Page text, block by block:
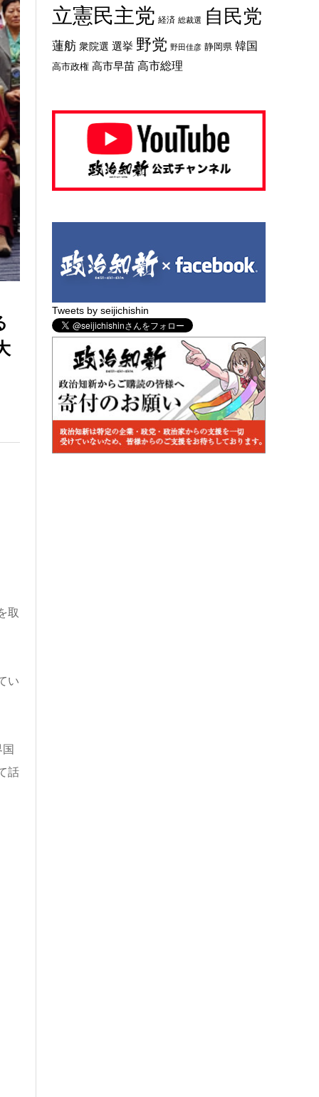
取
い
話
立憲民主党 経済 総裁選 自民党
蓮舫 衆院選 選挙 野党 野田佳彦 静岡県 韓国
高市政権 高市早苗 高市総理
Tweets by seijichishin